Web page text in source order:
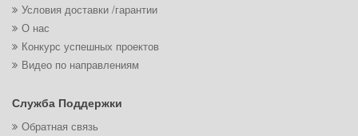
Условия доставки /гарантии
О нас
Конкурс успешных проектов
Видео по направлениям
Служба Поддержки
Обратная связь